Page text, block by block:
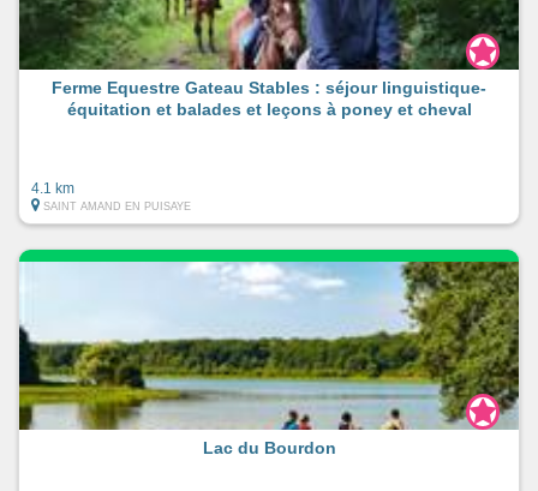
Ferme Equestre Gateau Stables : séjour linguistique-
équitation et balades et leçons à poney et cheval
4.1 km
SAINT AMAND EN PUISAYE
Lac du Bourdon